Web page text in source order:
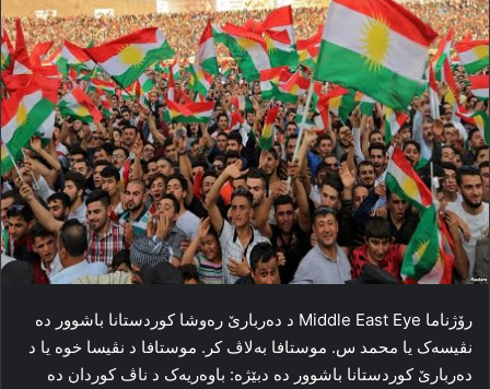
رۆژناما Middle East Eye د ده‌ربارێ رەوشا کوردستانا باشوور ده‌
نڤیسه‌ک یا محمد س. موستافا به‌لاڤ کر. موستافا د نڤیسا خوه‌ یا د
ده‌ربارێ کوردستانا باشوور ده‌ دبێژه‌: باوه‌ریه‌ک د ناڤ کوردان ده‌